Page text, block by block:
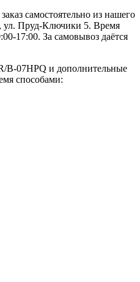
самостоятельно из нашего
ул. Пруд-Ключики 5. Время
17:00. За самовывоз даётся
B-07HPQ и дополнительные
способами: